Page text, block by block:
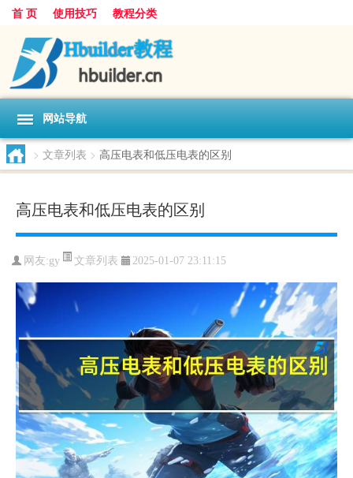
首 页 使用技巧 教程分类
网站导航
> 文章列表 > 高压电表和低压电表的区别
高压电表和低压电表的区别
网友:gy 文章列表 2025-01-07 23:11:15